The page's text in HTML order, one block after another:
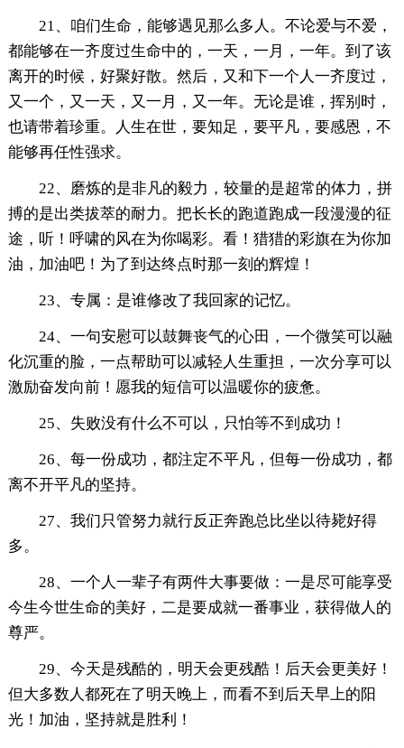
21、咱们生命，能够遇见那么多人。不论爱与不爱，
都能够在一齐度过生命中的，一天，一月，一年。到了该
离开的时候，好聚好散。然后，又和下一个人一齐度过，
又一个，又一天，又一月，又一年。无论是谁，挥别时，
也请带着珍重。人生在世，要知足，要平凡，要感恩，不
能够再任性强求。
22、磨炼的是非凡的毅力，较量的是超常的体力，拼
搏的是出类拔萃的耐力。把长长的跑道跑成一段漫漫的征
途，听！呼啸的风在为你喝彩。看！猎猎的彩旗在为你加
油，加油吧！为了到达终点时那一刻的辉煌！
23、专属：是谁修改了我回家的记忆。
24、一句安慰可以鼓舞丧气的心田，一个微笑可以融
化沉重的脸，一点帮助可以减轻人生重担，一次分享可以
激励奋发向前！愿我的短信可以温暖你的疲惫。
25、失败没有什么不可以，只怕等不到成功！
26、每一份成功，都注定不平凡，但每一份成功，都
离不开平凡的坚持。
27、我们只管努力就行反正奔跑总比坐以待毙好得
多。
28、一个人一辈子有两件大事要做：一是尽可能享受
今生今世生命的美好，二是要成就一番事业，获得做人的
尊严。
29、今天是残酷的，明天会更残酷！后天会更美好！
但大多数人都死在了明天晚上，而看不到后天早上的阳
光！加油，坚持就是胜利！